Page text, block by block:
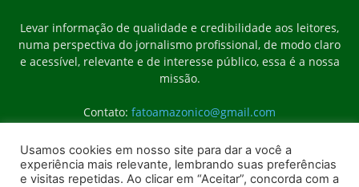
Levar informação de qualidade e credibilidade aos leitores,
numa perspectiva do jornalismo profissional, de modo claro
e acessível, relevante e de interesse público, essa é a nossa
missão.
Contato: fatoamazonico@gmail.com
SIGA-NOS
Usamos cookies em nosso site para dar a você a
experiência mais relevante, lembrando suas preferências
e visitas repetidas. Ao clicar em “Aceitar”, concorda com a